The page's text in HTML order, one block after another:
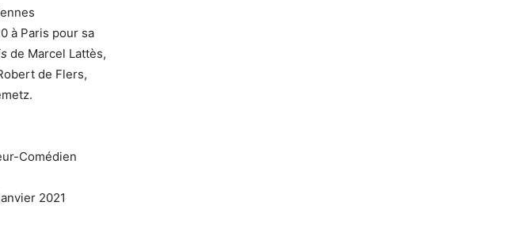
à Paris pour sa
de Marcel Lattès,
de Flers,
Comédien
2021